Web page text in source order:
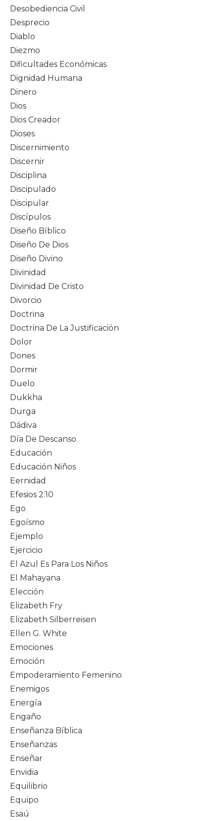
Desobediencia Civil
Desprecio
Diablo
Diezmo
Dificultades Económicas
Dignidad Humana
Dinero
Dios
Dios Creador
Dioses
Discernimiento
Discernir
Disciplina
Discipulado
Discipular
Discípulos
Diseño Bíblico
Diseño De Dios
Diseño Divino
Divinidad
Divinidad De Cristo
Divorcio
Doctrina
Doctrina De La Justificación
Dolor
Dones
Dormir
Duelo
Dukkha
Durga
Dádiva
Día De Descanso
Educación
Educación Niños
Eernidad
Efesios 2:10
Ego
Egoísmo
Ejemplo
Ejercicio
El Azul Es Para Los Niños
El Mahayana
Elección
Elizabeth Fry
Elizabeth Silberreisen
Ellen G. White
Emociones
Emoción
Empoderamiento Femenino
Enemigos
Energía
Engaño
Enseñanza Bíblica
Enseñanzas
Enseñar
Envidia
Equilibrio
Equipo
Esaú